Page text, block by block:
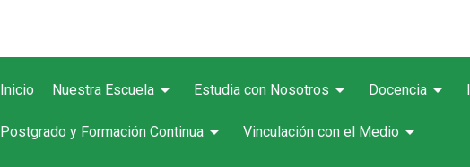
Inicio Nuestra Escuela arrow_drop_down Estudia con Nosotros arrow_drop_down Docencia arrow_drop_down
Postgrado y Formación Continua arrow_drop_down Vinculación con el Medio arrow_drop_down